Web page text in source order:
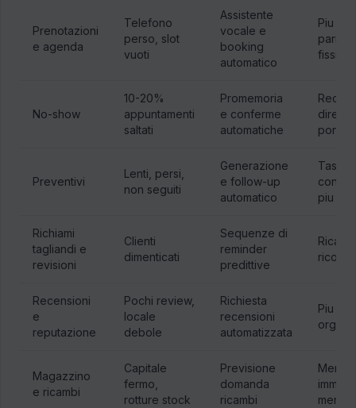
Prenotazioni
e agenda
Telefono
perso, slot
vuoti
Assistente
vocale e
booking
automatico
Piu
parita
fissi
No-show
10-20%
appuntamenti
saltati
Promemoria
e conferme
automatiche
diretto
ponte
Preventivi
Lenti, persi,
non seguiti
Generazione
e follow-up
automatico
Tasso
piu alto
Richiami
tagliandi e
revisioni
Clienti
dimenticati
Sequenze di
reminder
predittive
Ricavi
Recensioni
e
reputazione
Pochi review,
locale
debole
Richiesta
recensioni
automatizzata
Piu
Magazzino
e ricambi
Capitale
fermo,
rotture stock
Previsione
domanda
ricambi
Meno
meno